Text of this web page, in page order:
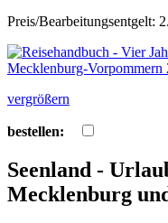
Preis/Bearbeitungsentgelt:
vergrößern
bestellen:
Seenland -
Mecklenburg